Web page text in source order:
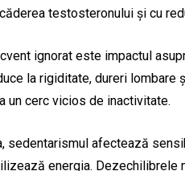
testosteronului și cu
ignorat este impactul
la rigiditate, dureri
un cerc vicios de inactivitate.
sedentarismul afectează
energia.